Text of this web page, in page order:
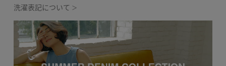
洗濯表記について ＞